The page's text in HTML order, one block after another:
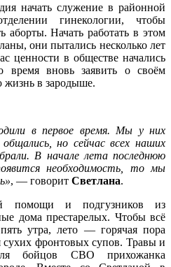
начать служение в районной
гинекологии, чтобы
аборты. Начать работать в этом
они пытались несколько лет
ценности в обществе начались
время вновь заявить о своём
жизнь в зародыше.
в первое время. Мы у них
но сейчас всех наших
В начале лета последнюю
необходимость, то мы
, — говорит Светлана.
помощи и подгузников из
дома престарелых. Чтобы всё
утра, лето — горячая пора
сухих фронтовых супов. Травы и
бойцов СВО прихожанка